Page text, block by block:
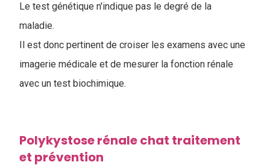
Le test génétique n'indique pas le degré de la
maladie.
Il est donc pertinent de croiser les examens avec une
imagerie médicale et de mesurer la fonction rénale
avec un test biochimique.
Polykystose rénale chat traitement
et prévention